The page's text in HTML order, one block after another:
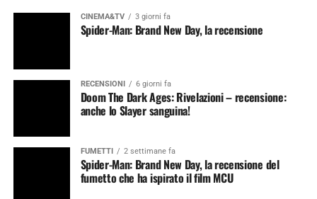
CINEMA&TV 3 giorni fa
Spider-Man: Brand New Day, la recensione
RECENSIONI 6 giorni fa
Doom The Dark Ages: Rivelazioni – recensione:
anche lo Slayer sanguina!
FUMETTI 2 settimane fa
Spider-Man: Brand New Day, la recensione del
fumetto che ha ispirato il film MCU